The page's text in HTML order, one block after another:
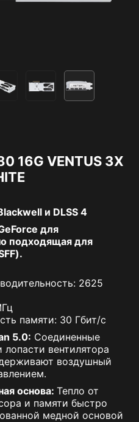
16G VENTUS 3X
и DLSS 4
для
подходящая для
2625
памяти: 30 Гбит/с
5.0: Соединенные
вентилятора
воздушный
основа: Тепло от
и памяти быстро
медной основой